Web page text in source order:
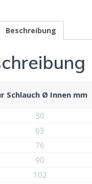
Beschreibung
Schlauch Ø Innen mm
50
63
76
90
102